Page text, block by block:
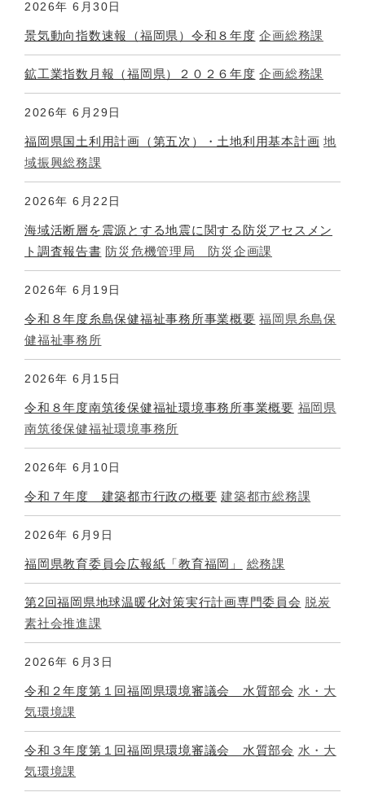
2026年 6月30日
景気動向指数速報（福岡県）令和８年度 企画総務課
鉱工業指数月報（福岡県）２０２６年度 企画総務課
2026年 6月29日
福岡県国土利用計画（第五次）・土地利用基本計画 地
域振興総務課
2026年 6月22日
海域活断層を震源とする地震に関する防災アセスメン
ト調査報告書 防災危機管理局 防災企画課
2026年 6月19日
令和８年度糸島保健福祉事務所事業概要 福岡県糸島保
健福祉事務所
2026年 6月15日
令和８年度南筑後保健福祉環境事務所事業概要 福岡県
南筑後保健福祉環境事務所
2026年 6月10日
令和７年度 建築都市行政の概要 建築都市総務課
2026年 6月9日
福岡県教育委員会広報紙「教育福岡」 総務課
第2回福岡県地球温暖化対策実行計画専門委員会 脱炭
素社会推進課
2026年 6月3日
令和２年度第１回福岡県環境審議会 水質部会 水・大
気環境課
令和３年度第１回福岡県環境審議会 水質部会 水・大
気環境課